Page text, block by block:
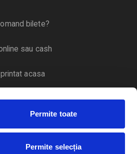
Permite toate
Permite selecția
bilete?
sau cash
acasa
prin curier
bilete